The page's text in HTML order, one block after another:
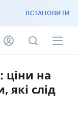
ВСТАНОВИТИ
ціни на
які слід